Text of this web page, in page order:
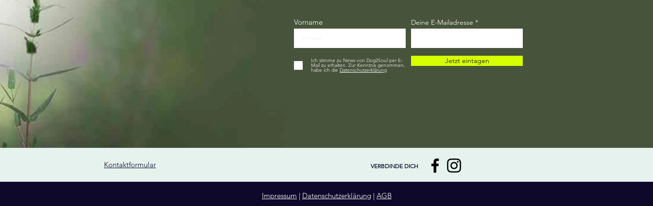
Vorname Deine E-Mailadresse
Ich stimme zu News von Dog2Soul per E-
Mail zu erhalten. Zur Kenntnis genommen,
habe ich die Datenschutzerklärung
Jetzt eintagen
Kontaktformular VERBDINDE DICH
Impressum | Datenschutzerklärung | AGB